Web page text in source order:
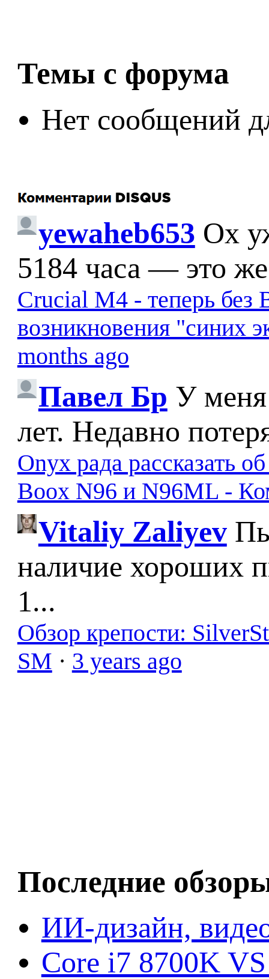
Темы с форума
Нет сообщений
yewaheb653 Ох
5184 часа — это
Crucial M4 - теперь без
возникновения "синих
months ago
Павел Бр У меня
лет. Недавно
Onyx рада рассказать
Boox N96 и N96ML -
Vitaliy Zaliyev
наличие хороших
1...
Обзор крепости:
SM · 3 years ago
Последние
ИИ-дизайн,
Core i7 8700K